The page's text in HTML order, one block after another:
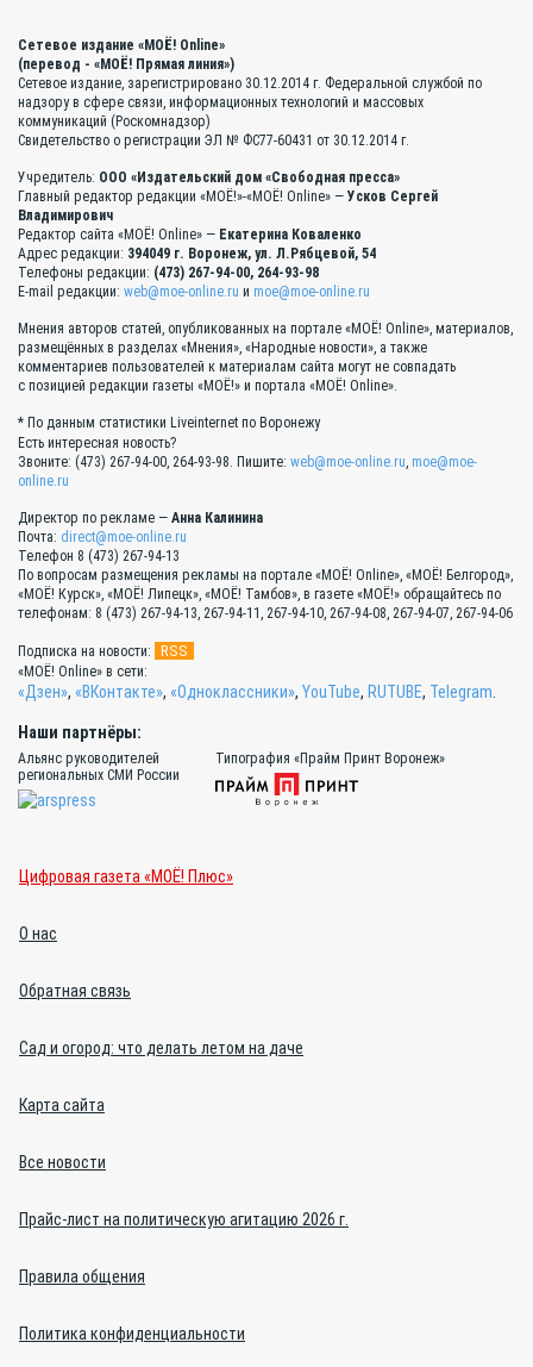
Сетевое издание «МОЁ! Online»
(перевод - «МОЁ! Прямая линия»)
Сетевое издание, зарегистрировано 30.12.2014 г. Федеральной службой по
надзору в сфере связи, информационных технологий и массовых
коммуникаций (Роскомнадзор)
Свидетельство о регистрации ЭЛ № ФС77-60431 от 30.12.2014 г.
Учредитель: ООО «Издательский дом «Свободная пресса»
Главный редактор редакции «МОЁ!»-«МОЁ! Online» — Усков Сергей
Владимирович
Редактор сайта «МОЁ! Online» — Екатерина Коваленко
Адрес редакции: 394049 г. Воронеж, ул. Л.Рябцевой, 54
Телефоны редакции: (473) 267-94-00, 264-93-98
E-mail редакции: web@moe-online.ru и moe@moe-online.ru
Мнения авторов статей, опубликованных на портале «МОЁ! Online», материалов,
размещённых в разделах «Мнения», «Народные новости», а также
комментариев пользователей к материалам сайта могут не совпадать
с позицией редакции газеты «МОЁ!» и портала «МОЁ! Online».
* По данным статистики Liveinternet по Воронежу
Есть интересная новость?
Звоните: (473) 267-94-00, 264-93-98. Пишите: web@moe-online.ru, moe@moe-
online.ru
Директор по рекламе — Анна Калинина
Почта: direct@moe-online.ru
Телефон 8 (473) 267-94-13
По вопросам размещения рекламы на портале «МОЁ! Online», «МОЁ! Белгород»,
«МОЁ! Курск», «МОЁ! Липецк», «МОЁ! Тамбов», в газете «МОЁ!» обращайтесь по
телефонам: 8 (473) 267-94-13, 267-94-11, 267-94-10, 267-94-08, 267-94-07, 267-94-06
Подписка на новости: RSS
«МОЁ! Online» в сети:
«Дзен», «ВКонтакте», «Одноклассники», YouTube, RUTUBE, Telegram
Наши партнёры:
Альянс руководителей
региональных СМИ России
Типография «Прайм Принт Воронеж»
Цифровая газета «МОЁ! Плюс»
О нас
Обратная связь
Сад и огород: что делать летом на даче
Карта сайта
Все новости
Прайс-лист на политическую агитацию 2026 г.
Правила общения
Политика конфиденциальности